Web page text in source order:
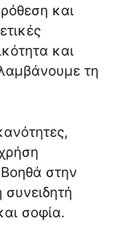
και
και
τη
στην
σοφία.